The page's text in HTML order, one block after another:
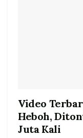
Video
Heboh,
Juta Kali